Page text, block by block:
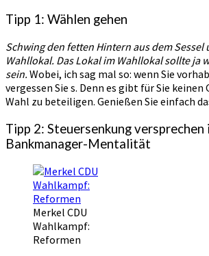
Tipp 1: Wählen gehen
Schwing den fetten Hintern aus dem Sessel
Wahllokal. Das Lokal im Wahllokal sollte ja
sein. Wobei, ich sag mal so: wenn Sie
vergessen Sie s. Denn es gibt für Sie keinen
Wahl zu beteiligen. Genießen Sie einfach
Tipp 2: Steuersenkung versprechen
Bankmanager-Mentalität
Merkel CDU
Wahlkampf:
Reformen